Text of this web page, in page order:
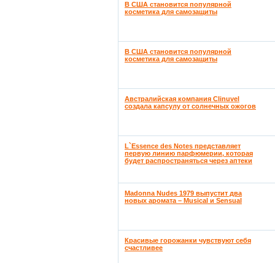
В США становится популярной
косметика для самозащиты
В США становится популярной
косметика для самозащиты
Австралийская компания Clinuvel
создала капсулу от солнечных ожогов
L`Essence des Notes представляет
первую линию парфюмерии, которая
будет распространяться через аптеки
Madonna Nudes 1979 выпустит два
новых аромата – Musical и Sensual
Красивые горожанки чувствуют себя
счастливее